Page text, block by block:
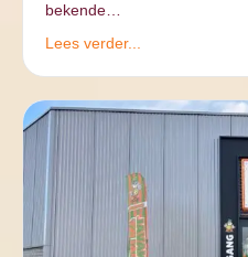
bekende…
Lees verder...